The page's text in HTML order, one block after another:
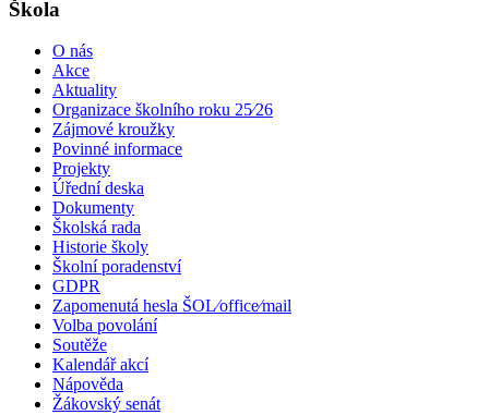
Škola
O nás
Akce
Aktuality
Organizace školního roku 25⁄26
Zájmové kroužky
Povinné informace
Projekty
Úřední deska
Dokumenty
Školská rada
Historie školy
Školní poradenství
GDPR
Zapomenutá hesla ŠOL⁄office⁄mail
Volba povolání
Soutěže
Kalendář akcí
Nápověda
Žákovský senát